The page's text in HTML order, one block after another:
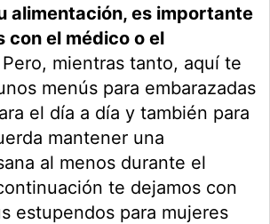
alimentación, es importante
con el médico o el
Pero, mientras tanto, aquí te
menús para embarazadas
el día a día y también para
mantener una
al menos durante el
te dejamos con
estupendos para mujeres